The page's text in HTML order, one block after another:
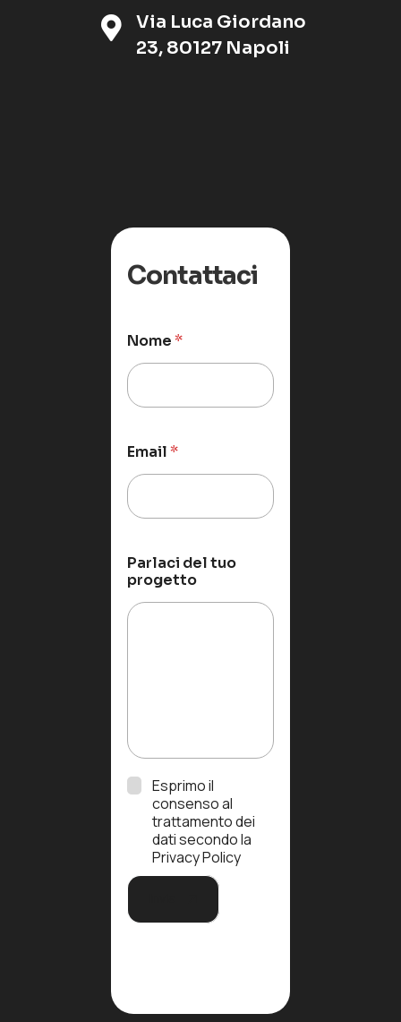
Via Luca Giordano
23, 80127 Napoli
Contattaci
Nome*
Email*
Parlaci del tuo
progetto
c
p
Esprimo il
consenso al
trattamento dei
dati secondo la
Privacy Policy